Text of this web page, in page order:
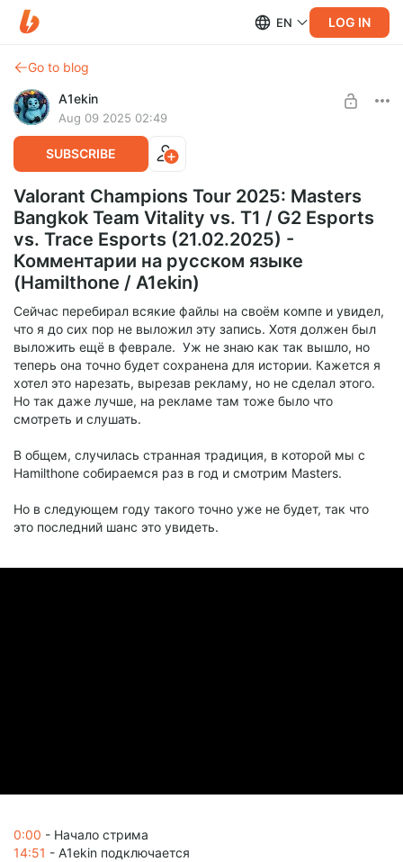
EN LOG IN
Go to blog
A1ekin
Aug 09 2025 02:49
SUBSCRIBE
Valorant Champions Tour 2025: Masters
Bangkok Team Vitality vs. T1 / G2 Esports
vs. Trace Esports (21.02.2025) -
Комментарии на русском языке
(Hamilthone / A1ekin)
Сейчас перебирал всякие файлы на своём компе и увидел,
что я до сих пор не выложил эту запись. Хотя должен был
выложить ещё в феврале. Уж не знаю как так вышло, но
теперь она точно будет сохранена для истории. Кажется я
хотел это нарезать, вырезав рекламу, но не сделал этого.
Но так даже лучше, на рекламе там тоже было что
смотреть и слушать.
В общем, случилась странная традиция, в которой мы с
Hamilthone собираемся раз в год и смотрим Masters.
Но в следующем году такого точно уже не будет, так что
это последний шанс это увидеть.
0:00 - Начало стрима
14:51 - A1ekin подключается